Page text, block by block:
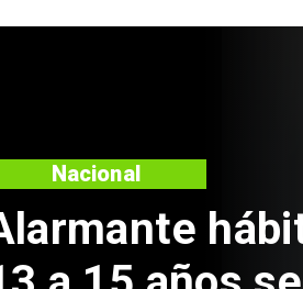
Nacional